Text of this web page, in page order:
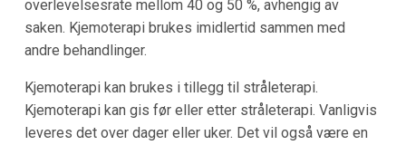
overlevelsesrate mellom 40 og 50 %, avhengig av
saken. Kjemoterapi brukes imidlertid sammen med
andre behandlinger.
Kjemoterapi kan brukes i tillegg til stråleterapi.
Kjemoterapi kan gis før eller etter stråleterapi. Vanligvis
leveres det over dager eller uker. Det vil også være en